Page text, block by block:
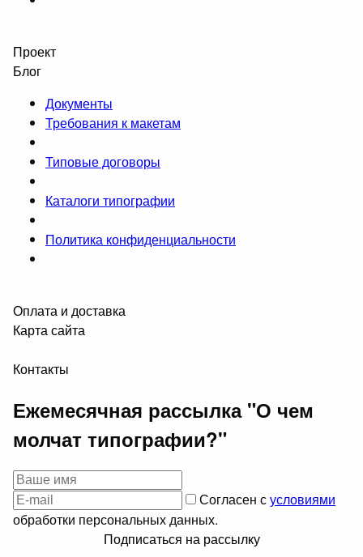
Проект
Блог
Документы
Требования к макетам
Типовые договоры
Каталоги типографии
Политика конфиденциальности
Оплата и доставка
Карта сайта
Контакты
Ежемесячная рассылка "О чем
молчат типографии?"
Согласен сусловиями
обработки персональных данных.
Подписаться на рассылку